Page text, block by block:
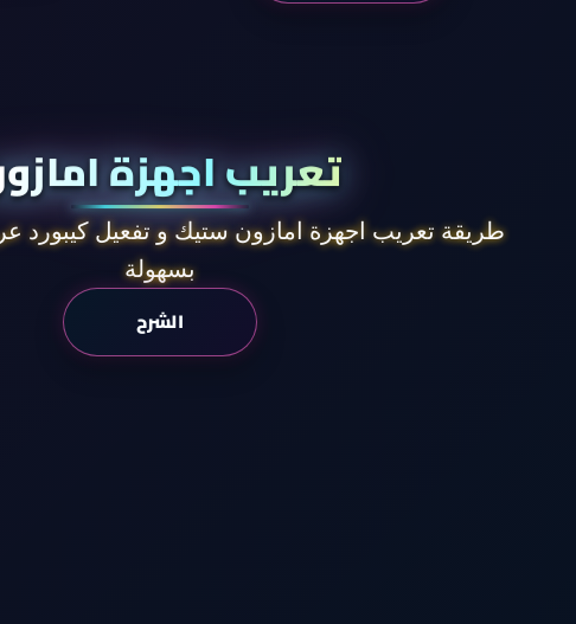
تعريب اجهزة
طريقة تعريب اجهزة امازون ستيك و تفعيل كيبورد
بسهولة
الشرح